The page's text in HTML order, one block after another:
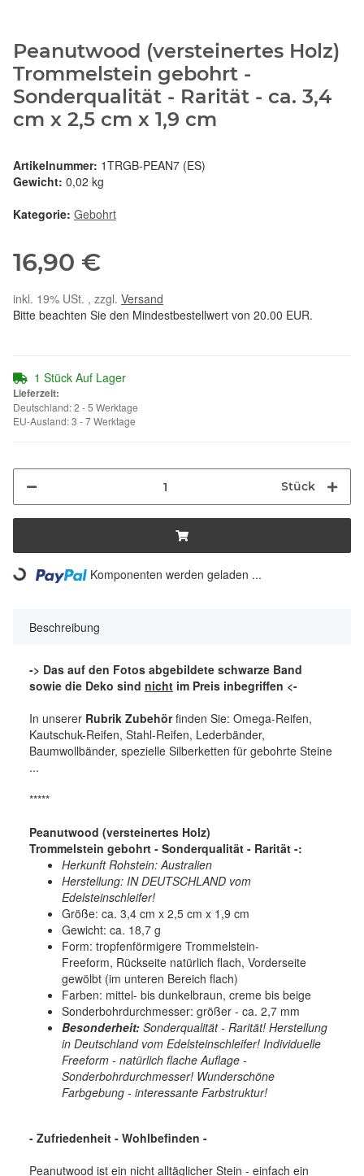
Peanutwood (versteinertes Holz)
Trommelstein gebohrt -
Sonderqualität - Rarität - ca. 3,4
cm x 2,5 cm x 1,9 cm
Artikelnummer: 1TRGB-PEAN7 (ES)
Gewicht: 0,02 kg
Kategorie: Gebohrt
16,90 €
inkl. 19% USt. , zzgl. Versand
Bitte beachten Sie den Mindestbestellwert von 20.00 EUR.
1 Stück Auf Lager
Lieferzeit:
Deutschland: 2 - 5 Werktage
EU-Ausland: 3 - 7 Werktage
Stück
Loading... Komponenten werden geladen ...
Beschreibung
-> Das auf den Fotos abgebildete schwarze Band
sowie die Deko sind nicht im Preis inbegriffen <-
In unserer Rubrik Zubehörfinden Sie: Omega-Reifen,
Kautschuk-Reifen, Stahl-Reifen, Lederbänder,
Baumwollbänder, spezielle Silberketten für gebohrte Steine
...
*****
Peanutwood (versteinertes Holz)
Trommelstein gebohrt - Sonderqualität - Rarität -:
Herkunft Rohstein: Australien
Herstellung: IN DEUTSCHLAND vom
Edelsteinschleifer!
Größe: ca. 3,4 cm x 2,5 cm x 1,9 cm
Gewicht: ca. 18,7 g
Form: tropfenförmigere Trommelstein-
Freeform, Rückseite natürlich flach, Vorderseite
gewölbt (im unteren Bereich flach)
Farben: mittel- bis dunkelbraun, creme bis beige
Sonderbohrdurchmesser: größer - ca. 2,7 mm
Besonderheit: Sonderqualität - Rarität! Herstellung
in Deutschland vom Edelsteinschleifer! Individuelle
Freeform - natürlich flache Auflage -
Sonderbohrdurchmesser! Wunderschöne
Farbgebung - interessante Farbstruktur!
- Zufriedenheit - Wohlbefinden -
Peanutwood ist ein nicht alltäglicher Stein - einfach ein